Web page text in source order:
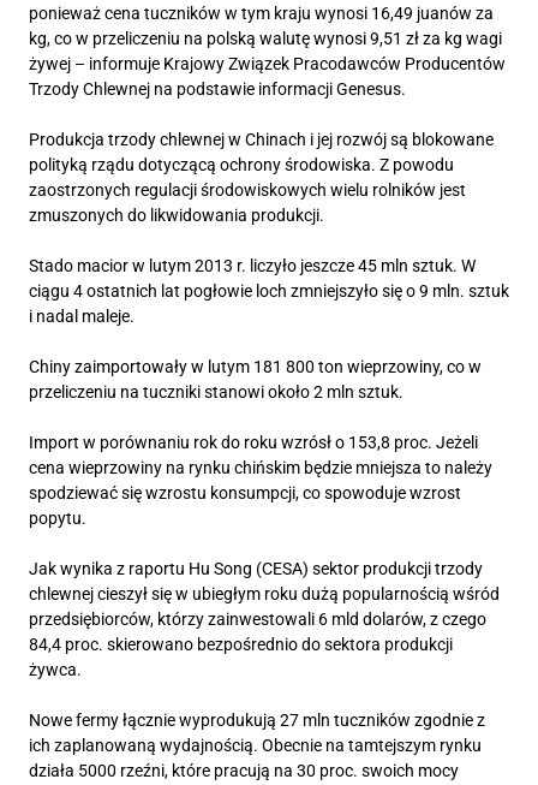
ponieważ cena tuczników w tym kraju wynosi 16,49 juanów za
kg, co w przeliczeniu na polską walutę wynosi 9,51 zł za kg wagi
żywej – informuje Krajowy Związek Pracodawców Producentów
Trzody Chlewnej na podstawie informacji Genesus.
Produkcja trzody chlewnej w Chinach i jej rozwój są blokowane
polityką rządu dotyczącą ochrony środowiska. Z powodu
zaostrzonych regulacji środowiskowych wielu rolników jest
zmuszonych do likwidowania produkcji.
Stado macior w lutym 2013 r. liczyło jeszcze 45 mln sztuk. W
ciągu 4 ostatnich lat pogłowie loch zmniejszyło się o 9 mln. sztuk
i nadal maleje.
Chiny zaimportowały w lutym 181 800 ton wieprzowiny, co w
przeliczeniu na tuczniki stanowi około 2 mln sztuk.
Import w porównaniu rok do roku wzrósł o 153,8 proc. Jeżeli
cena wieprzowiny na rynku chińskim będzie mniejsza to należy
spodziewać się wzrostu konsumpcji, co spowoduje wzrost
popytu.
Jak wynika z raportu Hu Song (CESA) sektor produkcji trzody
chlewnej cieszył się w ubiegłym roku dużą popularnością wśród
przedsiębiorców, którzy zainwestowali 6 mld dolarów, z czego
84,4 proc. skierowano bezpośrednio do sektora produkcji
żywca.
Nowe fermy łącznie wyprodukują 27 mln tuczników zgodnie z
ich zaplanowaną wydajnością. Obecnie na tamtejszym rynku
działa 5000 rzeźni, które pracują na 30 proc. swoich mocy